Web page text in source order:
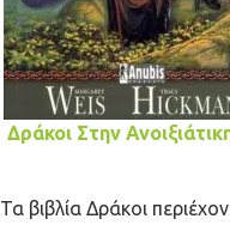
Δράκοι Στην
Τα βιβλία Δράκοι